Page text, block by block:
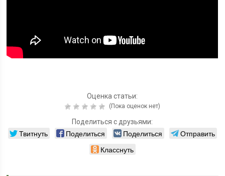
Оценка статьи:
(Пока оценок нет)
Поделиться с друзьями:
Твитнуть Поделиться Поделиться
Отправить
Класснуть